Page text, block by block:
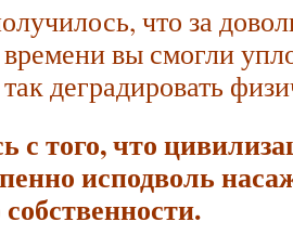
что за
вы смогли
деградировать
с того, что
исподволь